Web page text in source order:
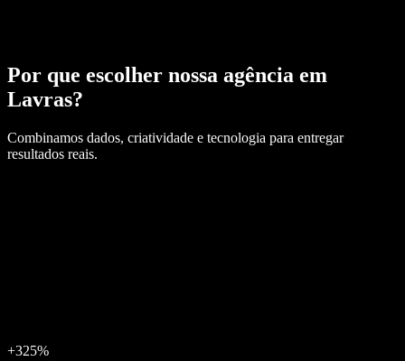
Por que escolher nossa agência em
Lavras?
Combinamos dados, criatividade e tecnologia para entregar
resultados reais.
+325%